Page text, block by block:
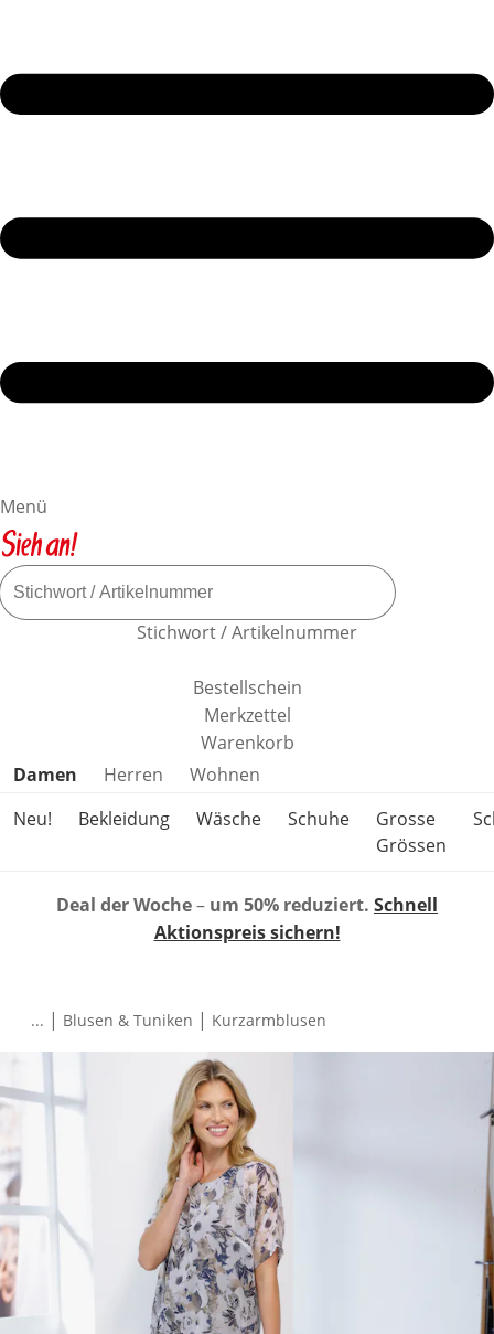
Menü
Stichwort / Artikelnummer
Bestellschein
Merkzettel
Warenkorb
Produktkategorien überspringen
Damen Herren
Wohnen
Neu!
Bekleidung Wäsche Schuhe
Grosse
Grössen
Deal der Woche– um 50% reduziert. Schnell
Aktionspreis sichern!
... | Blusen & Tuniken | Kurzarmblusen